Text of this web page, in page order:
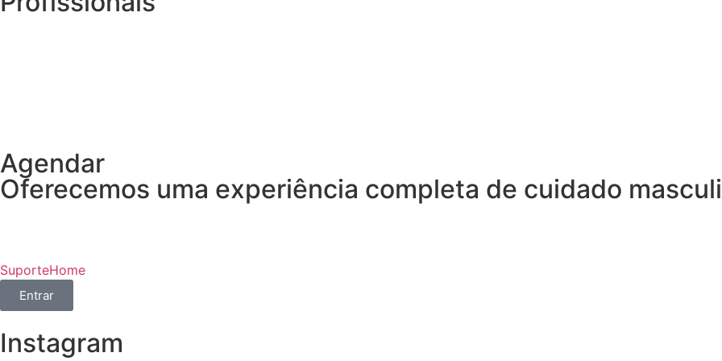
Agendar
Oferecemos uma experiência completa de cuidado
SuporteHome
Entrar
Instagram